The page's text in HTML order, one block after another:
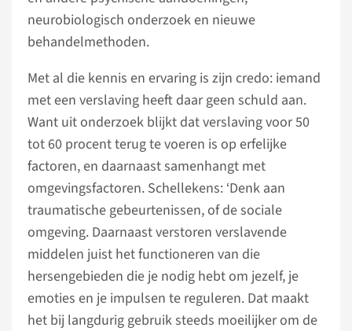
neurobiologisch onderzoek en nieuwe
behandelmethoden.
Met al die kennis en ervaring is zijn credo: iemand
met een verslaving heeft daar geen schuld aan.
Want uit onderzoek blijkt dat verslaving voor 50
tot 60 procent terug te voeren is op erfelijke
factoren, en daarnaast samenhangt met
omgevingsfactoren. Schellekens: ‘Denk aan
traumatische gebeurtenissen, of de sociale
omgeving. Daarnaast verstoren verslavende
middelen juist het functioneren van die
hersengebieden die je nodig hebt om jezelf, je
emoties en je impulsen te reguleren. Dat maakt
het bij langdurig gebruik steeds moeilijker om de